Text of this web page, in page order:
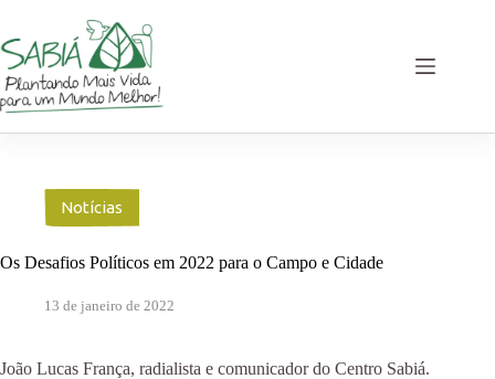
o
conteúdo
Notícias
Os Desafios Políticos em 2022 para o Campo e Cidade
13 de janeiro de 2022
João Lucas França, radialista e comunicador do Centro Sabiá.